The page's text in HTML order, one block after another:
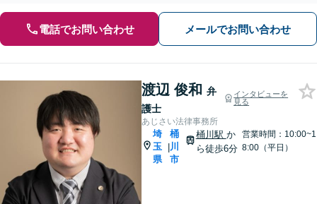
電話でお問い合わせ メールでお問い合わせ
渡辺 俊和 弁
護士
インタビューを
見る
あじさい法律事務所
埼
玉
県
|
桶
川
市
桶川駅 か
ら徒歩6分
営業時間：10:00~1
8:00（平日）